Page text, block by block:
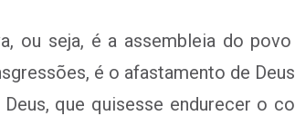
ou seja, é a assembleia do
é o afastamento de
que quisesse endurecer o